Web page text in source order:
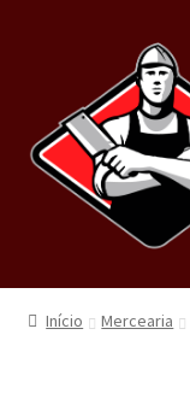
Home
Início Mercearia